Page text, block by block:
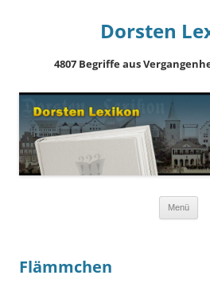
Dorsten
4807 Begriffe aus
Menü
Flämmchen